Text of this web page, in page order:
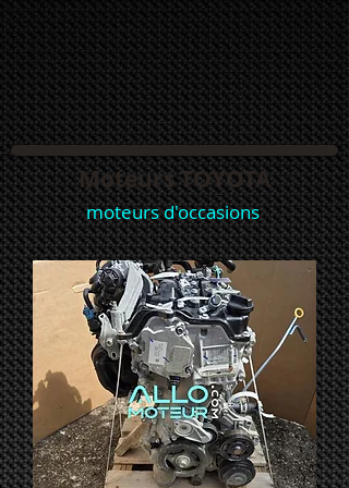
Moteurs TOYOTA
moteurs d'occasions